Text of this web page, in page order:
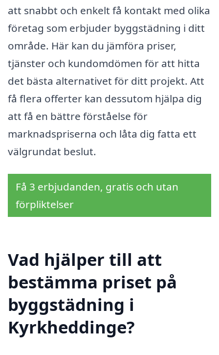
att snabbt och enkelt få kontakt med olika
företag som erbjuder byggstädning i ditt
område. Här kan du jämföra priser,
tjänster och kundomdömen för att hitta
det bästa alternativet för ditt projekt. Att
få flera offerter kan dessutom hjälpa dig
att få en bättre förståelse för
marknadspriserna och låta dig fatta ett
välgrundat beslut.
Få 3 erbjudanden, gratis och utan
förpliktelser
Vad hjälper till att
bestämma priset på
byggstädning i
Kyrkheddinge?